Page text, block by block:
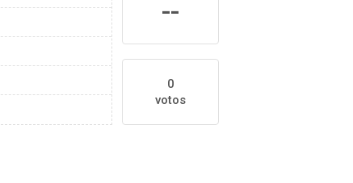
--
0
votos